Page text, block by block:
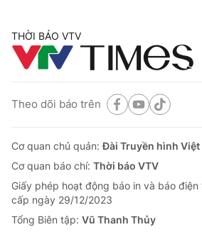
THỜI BÁO VTV
Theo dõi báo trên
Cơ quan chủ quản:Đài Truyền hình Việt
Cơ quan báo chí: Thời báo VTV
Giấy phép hoạt động báo in và báo
cấp ngày 29/12/2023
Tổng Biên tập: Vũ Thanh Thủy